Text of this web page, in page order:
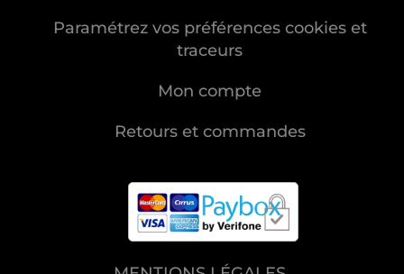
Paramétrez vos préférences cookies et
traceurs
Mon compte
Retours et commandes